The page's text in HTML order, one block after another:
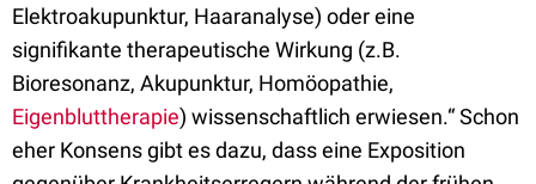
Elektroakupunktur, Haaranalyse) oder eine
signifikante therapeutische Wirkung (z.B.
Bioresonanz, Akupunktur, Homöopathie,
Eigenbluttherapie) wissenschaftlich erwiesen.“ Schon
eher Konsens gibt es dazu, dass eine Exposition